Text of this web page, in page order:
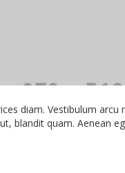
diam. Vestibulum
blandit quam. Aenean